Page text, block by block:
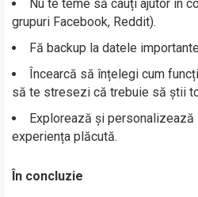
Nu te teme să cauți ajutor în
grupuri Facebook, Reddit).
Fă backup la datele
Încearcă să înțelegi cum
să te stresezi că trebuie să știi
Explorează și
experiența plăcută.
În concluzie